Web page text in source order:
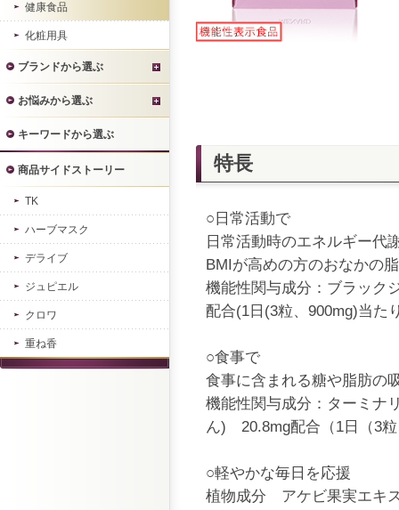
特長
○日常活動で
日常活動時のエネルギー代
BMIが高めの方のおなかの
機能性関与成分：ブラック
配合(1日(3粒、900mg)当た
○食事で
食事に含まれる糖や脂肪の
機能性関与成分：ターミナ
ん) 20.8mg配合（1日（3粒
○軽やかな毎日を応援
植物成分 アケビ果実エキ
健康食品
化粧用具
ブランドから選ぶ
お悩みから選ぶ
キーワードから選ぶ
商品サイドストーリー
TK
ハーブマスク
デライブ
ジュピエル
クロワ
重ね香